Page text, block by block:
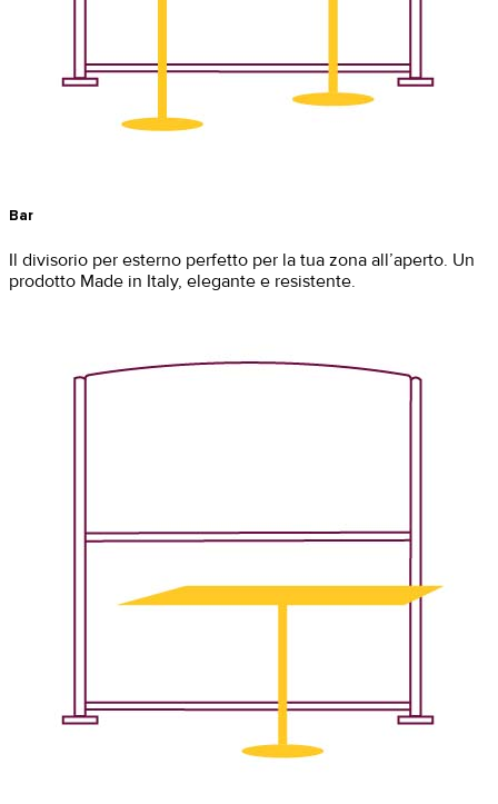
Bar
Il divisorio per esterno perfetto per la tua zona all’aperto. Un
prodotto Made in Italy, elegante e resistente.